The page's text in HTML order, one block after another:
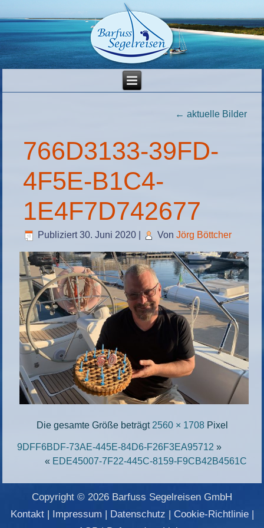
← aktuelle Bilder
766D3133-39FD-
4F5E-B1C4-
1E4F7D742677
Publiziert 30. Juni 2020 Von Jörg Böttcher
Die gesamte Größe beträgt 2560 × 1708Pixel
9DFF6BDF-73AE-445E-84D6-F26F3EA95712 »
« EDE45007-7F22-445C-8159-F9CB42B4561C
Copyright © 2026 Barfuss Segelreisen GmbH
Kontakt| Impressum | Datenschutz | Cookie-Richtlinie|